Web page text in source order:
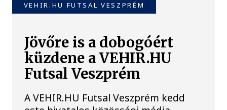
VEHIR.HU FUTSAL VESZPRÉM
Jövőre is a dobogóért
küzdene a VEHIR.HU
Futsal Veszprém
A VEHIR.HU Futsal Veszprém kedd